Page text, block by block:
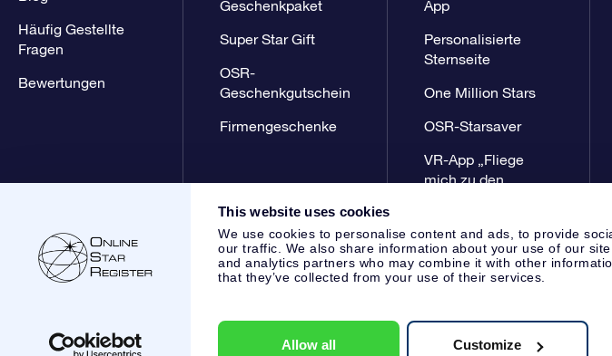
This website uses cookies
We use cookies to personalise content and ads, to provide
our traffic. We also share information about your use of our
and analytics partners who may combine it with other
that they’ve collected from your use of their services.
Allow all Customize
Häufig Gestellte
Fragen
Bewertungen
Geschenkpaket
Super Star Gift
OSR-
Geschenkgutschein
Firmengeschenke
App
Personalisierte
Sternseite
One Million Stars
OSR-Starsaver
VR-App „Fliege
mich zu den
Kundenservice:help@osr.org KVK: 60333553, VAT: NL 8538.62.722B01